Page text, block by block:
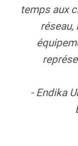
temps aux
réseau,
- Endika